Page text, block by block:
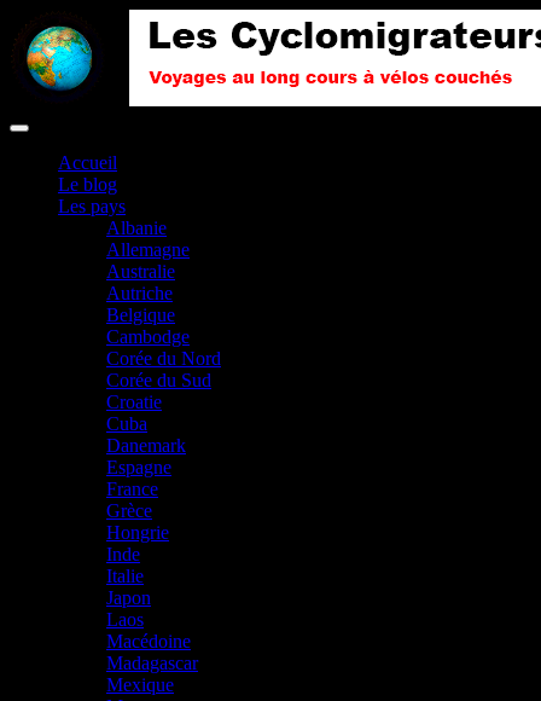
Accueil
Le blog
Les pays
Albanie
Allemagne
Australie
Autriche
Belgique
Cambodge
Corée du Nord
Corée du Sud
Croatie
Cuba
Danemark
Espagne
France
Grèce
Hongrie
Inde
Italie
Japon
Laos
Macédoine
Madagascar
Mexique